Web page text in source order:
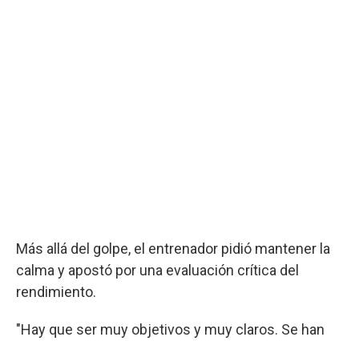
Más allá del golpe, el entrenador pidió mantener la
calma y apostó por una evaluación crítica del
rendimiento.
"Hay que ser muy objetivos y muy claros. Se han